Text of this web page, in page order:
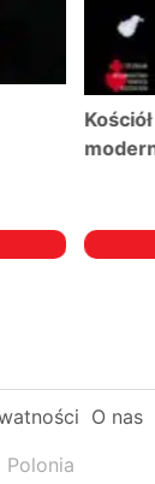
do koszyka
O nas